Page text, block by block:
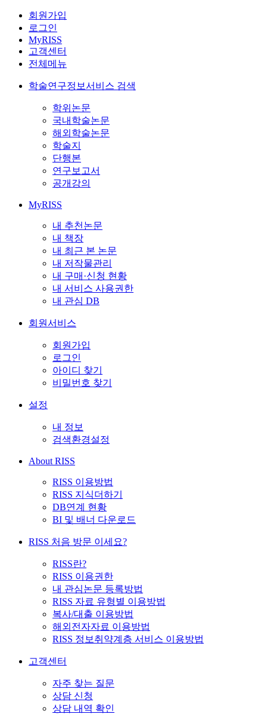
회원가입
로그인
MyRISS
고객센터
전체메뉴
학술연구정보서비스 검색
학위논문
국내학술논문
해외학술논문
학술지
단행본
연구보고서
공개강의
MyRISS
내 추천논문
내 책장
내 최근 본 논문
내 저작물관리
내 구매·신청 현황
내 서비스 사용권한
내 관심 DB
회원서비스
회원가입
로그인
아이디 찾기
비밀번호 찾기
설정
내 정보
검색환경설정
About RISS
RISS 이용방법
RISS 지식더하기
DB연계 현황
BI 및 배너 다운로드
RISS 처음 방문 이세요?
RISS란?
RISS 이용권한
내 관심논문 등록방법
RISS 자료 유형별 이용방법
복사/대출 이용방법
해외전자자료 이용방법
RISS 정보취약계층 서비스 이용방법
고객센터
자주 찾는 질문
상담 신청
상담 내역 확인